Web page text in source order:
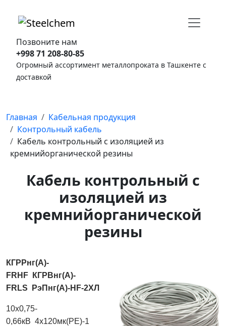
Позвоните нам
+998 71 208-80-85
Огромный ассортимент металлопроката в Ташкенте с
доставкой
Главная
Кабельная продукция
Контрольный кабель
Кабель контрольный с изоляцией из
кремнийорганической резины
Кабель контрольный с
изоляцией из
кремнийорганической
резины
КГРРнг(А)-
FRHF
КГРВнг(А)-
FRLS
РэПнг(А)-HF-2ХЛ
10х0,75-
0,66кВ 4х120мк(PE)-1